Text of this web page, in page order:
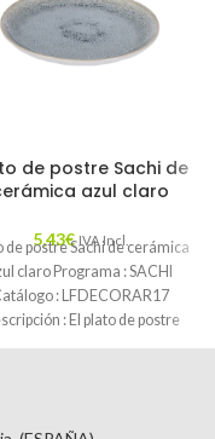
de postre Sachi de
azul claro
5,43€ IVA Incl.
de postre Sachi de cerámica
claro Programa : SACHI
: LFDECORAR17
: El plato de postre